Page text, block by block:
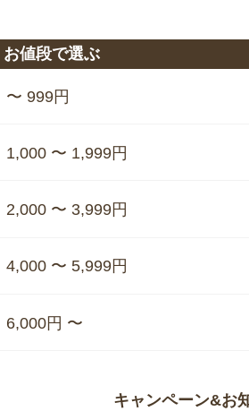
お値段で選ぶ
〜 999円
1,000 〜 1,999円
2,000 〜 3,999円
4,000 〜 5,999円
6,000円 〜
キャンペーン&お